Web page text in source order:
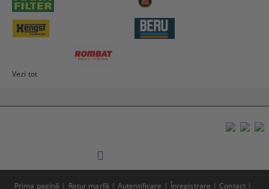
Vezi tot
Prima pagină Retur marfă Autentificare Înregistrare Contact